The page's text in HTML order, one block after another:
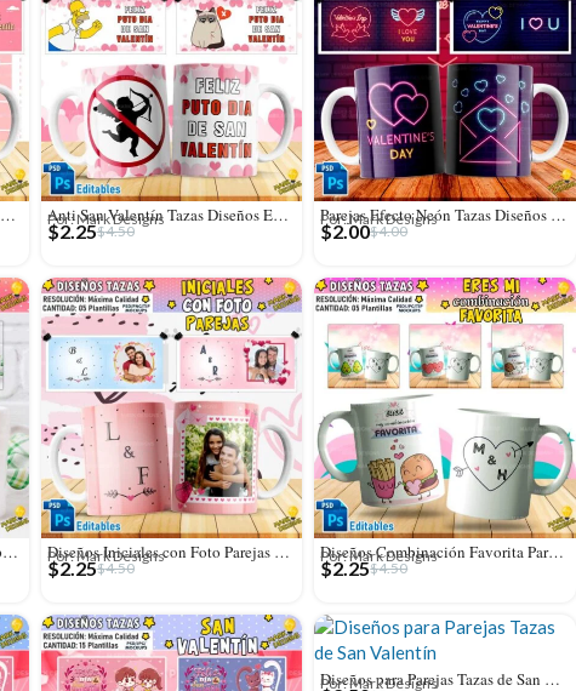
Feliz San Valentín Diseños Tazas con Foto Anti San Valentín Tazas Diseños Editables
Por: Mark Designs
$4.50
$2.25
Parejas Efecto Neón Tazas Diseños Sublimación
Por: Mark Designs
$4.00
$2.00
Diseños Frases Románticas Tazas para San Valentín Diseños Iniciales con Foto Parejas para Tazas
Por: Mark Designs
$4.50
$2.25
Diseños Combinación Favorita Parejas Tazas Editables
Por: Mark Designs
$4.50
$2.25
Diseños para Parejas Tazas de San Valentín
Por: Mark Designs